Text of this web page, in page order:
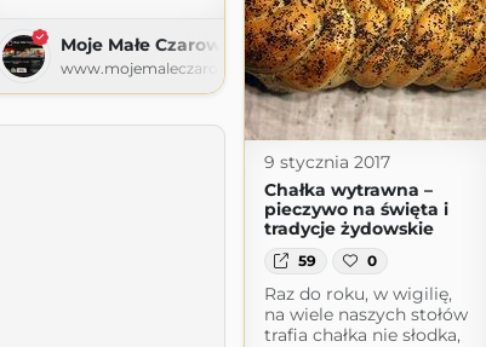
Moje Małe Czarowanie
www.mojemaleczarowanie.pl
9 stycznia 2017
Chałka wytrawna –
pieczywo na święta i
tradycje żydowskie
59 0
Raz do roku, w wigilię,
na wiele naszych stołów
trafia chałka nie słodka,